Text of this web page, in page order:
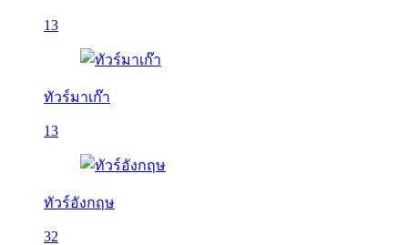
13
ทัวร์มาเก๊า
13
ทัวร์อังกฤษ
32